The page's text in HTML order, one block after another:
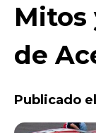
Mitos
de
Publicado